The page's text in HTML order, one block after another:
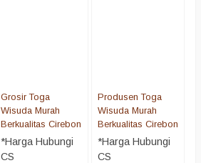
Grosir Toga
Wisuda Murah
Berkualitas Cirebon
*Harga Hubungi
CS
Produsen Toga
Wisuda Murah
Berkualitas Cirebon
*Harga Hubungi
CS